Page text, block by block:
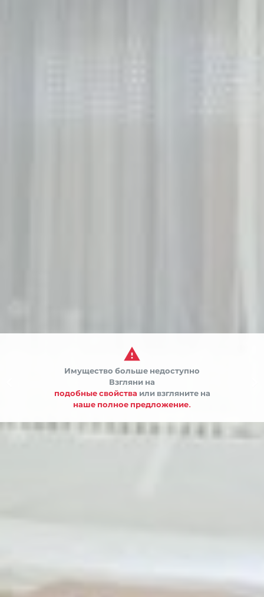

Имущество больше недоступно
Взгляни на
подобные свойства или взгляните на
наше полное предложение.